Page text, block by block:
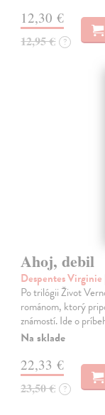
12,30 €
12,95 € ?
Ahoj, debil
Despentes Virginie
Po trilógii Život
románom, ktorý
známostí. Ide o
Na sklade
22,33 €
23,50 € ?